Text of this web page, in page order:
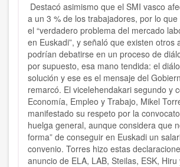
Destacó asimismo que el SMI vasco
a un 3 % de los trabajadores, por lo
el “verdadero problema del mercado
en Euskadi”, y señaló que existen otros
podrían debatirse en un proceso de
por supuesto, esa mano tendida: el
solución y ese es el mensaje del
remarcó. El vicelehendakari segundo y
Economía, Empleo y Trabajo, Mikel
manifestado su respeto por la
huelga general, aunque considera que
forma” de conseguir en Euskadi un
convenio. Torres hizo estas
anuncio de ELA, LAB, Steilas, ESK,